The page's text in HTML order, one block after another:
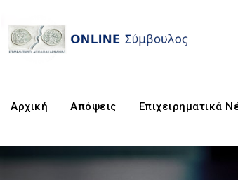
Αρχική Απόψεις Επιχειρηματικά